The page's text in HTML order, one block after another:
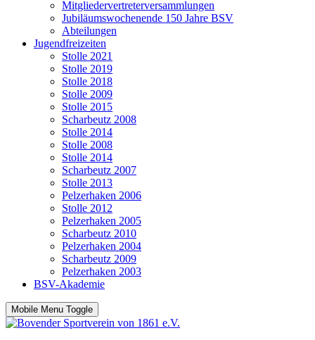
Mitgliedervertreterversammlungen
Jubiläumswochenende 150 Jahre BSV
Abteilungen
Jugendfreizeiten
Stolle 2021
Stolle 2019
Stolle 2018
Stolle 2009
Stolle 2015
Scharbeutz 2008
Stolle 2014
Stolle 2008
Stolle 2014
Scharbeutz 2007
Stolle 2013
Pelzerhaken 2006
Stolle 2012
Pelzerhaken 2005
Scharbeutz 2010
Pelzerhaken 2004
Scharbeutz 2009
Pelzerhaken 2003
BSV-Akademie
Mobile Menu Toggle